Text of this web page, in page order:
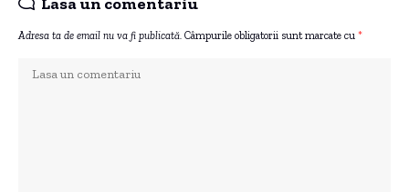
Adresa ta de email nu va fi publicată. Câmpurile obligatorii sunt marcate cu *